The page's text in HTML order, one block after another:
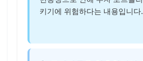
키기에 위험하다는 내용입니다.